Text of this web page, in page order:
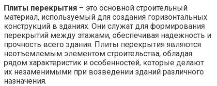
Плиты перекрытия – это основной строительный
материал, используемый для создания горизонтальных
конструкций в зданиях. Они служат для формирования
перекрытий между этажами, обеспечивая надежность и
прочность всего здания. Плиты перекрытия являются
неотъемлемым элементом строительства, обладая
рядом характеристик и особенностей, которые делают
их незаменимыми при возведении зданий различного
назначения.